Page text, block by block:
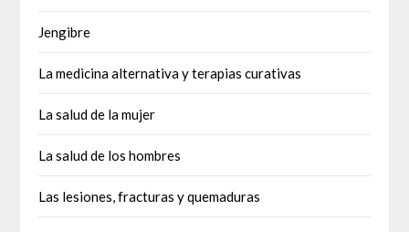
Jengibre
La medicina alternativa y terapias curativas
La salud de la mujer
La salud de los hombres
Las lesiones, fracturas y quemaduras